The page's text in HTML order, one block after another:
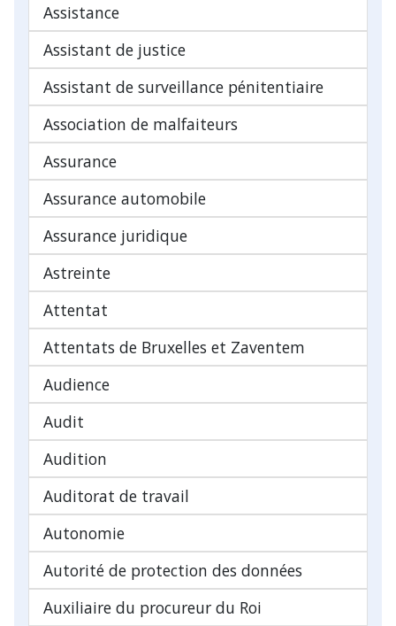
Assistance
Assistant de justice
Assistant de surveillance pénitentiaire
Association de malfaiteurs
Assurance
Assurance automobile
Assurance juridique
Astreinte
Attentat
Attentats de Bruxelles et Zaventem
Audience
Audit
Audition
Auditorat de travail
Autonomie
Autorité de protection des données
Auxiliaire du procureur du Roi